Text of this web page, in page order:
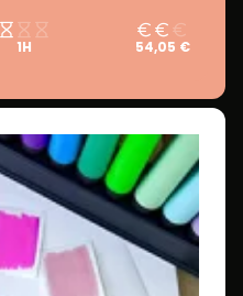
1H 54,05 €